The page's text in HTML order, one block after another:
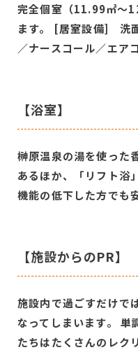
完全個室（11.99㎡～
ます。 [居室設備] 洗
／ナースコール／エア
【浴室】
榊原温泉の湯を使った
あるほか、「リフト浴
機能の低下した方でも
【施設からのPR】
施設内で過ごすだけで
なってしまいます。 単
たちはたくさんのレク